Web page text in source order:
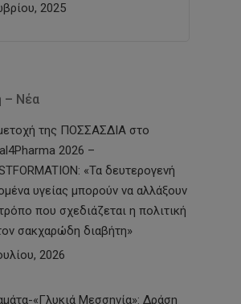
2025
– Νέα
της ΠΟΣΣΑΣΔΙΑ στο
2026 –
«Τα δευτερογενή
υγείας μπορούν να αλλάξουν
που σχεδιάζεται η πολιτική
σακχαρώδη διαβήτη»
2026
«Γλυκιά Μεσσηνία»: Δράση